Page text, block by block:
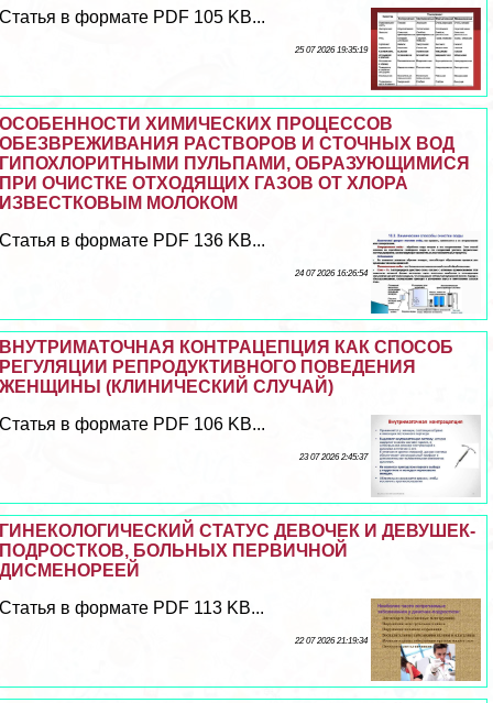
Статья в формате PDF 105 KB...
25 07 2026 19:35:19
ОСОБЕННОСТИ ХИМИЧЕСКИХ ПРОЦЕССОВ
ОБЕЗВРЕЖИВАНИЯ РАСТВОРОВ И СТОЧНЫХ ВОД
ГИПОХЛОРИТНЫМИ ПУЛЬПАМИ, ОБРАЗУЮЩИМИСЯ
ПРИ ОЧИСТКЕ ОТХОДЯЩИХ ГАЗОВ ОТ ХЛОРА
ИЗВЕСТКОВЫМ МОЛОКОМ
Статья в формате PDF 136 KB...
24 07 2026 16:26:54
ВНУТРИМАТОЧНАЯ КОНТРАЦЕПЦИЯ КАК СПОСОБ
РЕГУЛЯЦИИ РЕПРОДУКТИВНОГО ПОВЕДЕНИЯ
ЖЕНЩИНЫ (КЛИНИЧЕСКИЙ СЛУЧАЙ)
Статья в формате PDF 106 KB...
23 07 2026 2:45:37
ГИНЕКОЛОГИЧЕСКИЙ СТАТУС ДЕВОЧЕК И ДЕВУШЕК-
ПОДРОСТКОВ, БОЛЬНЫХ ПЕРВИЧНОЙ
ДИСМЕНОРЕЕЙ
Статья в формате PDF 113 KB...
22 07 2026 21:19:34